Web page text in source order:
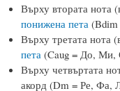
Върху втората нота
понижена пета
Върху третата нота
пета (Caug = До, Ми,
Върху четвъртата
акорд (Dm = Ре, Фа,